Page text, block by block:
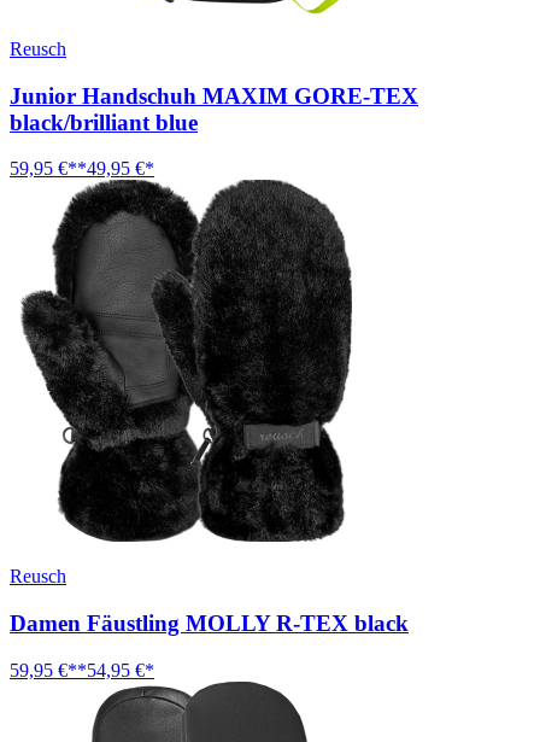
Reusch
Junior Handschuh MAXIM GORE-TEX
black/brilliant blue
59,95 €**49,95 €*
Reusch
Damen Fäustling MOLLY R-TEX black
59,95 €**54,95 €*